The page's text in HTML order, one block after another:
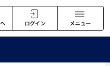
ログイン メニュー